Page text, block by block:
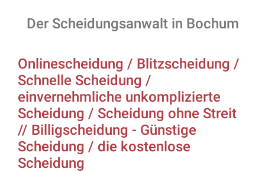
Der Scheidungsanwalt in Bochum
Onlinescheidung / Blitzscheidung /
Schnelle Scheidung /
einvernehmliche unkomplizierte
Scheidung / Scheidung ohne Streit
// Billigscheidung - Günstige
Scheidung / die kostenlose
Scheidung